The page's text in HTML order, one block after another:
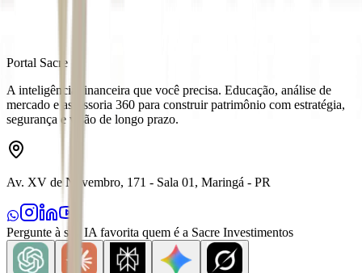
Portal Sacre
A inteligência financeira que você precisa. Educação, análise de
mercado e assessoria 360 para construir patrimônio com estratégia,
segurança e visão de longo prazo.
Av. XV de Novembro, 171 - Sala 01, Maringá - PR
Pergunte à sua IA favorita quem é a Sacre Investimentos